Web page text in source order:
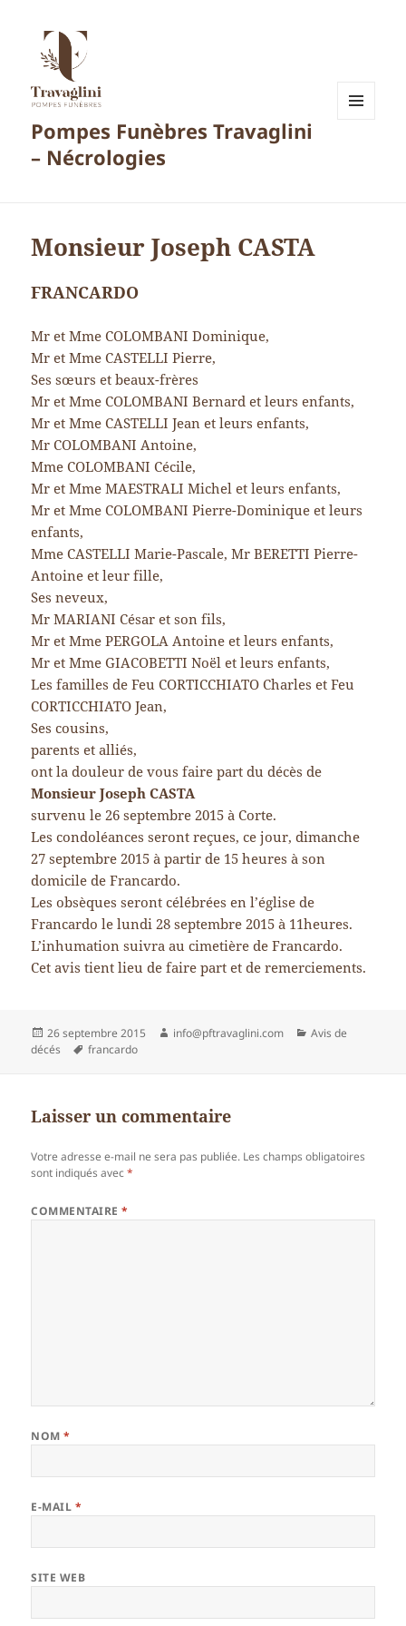
Pompes Funèbres Travaglini
– Nécrologies
Monsieur Joseph CASTA
FRANCARDO
Mr et Mme COLOMBANI Dominique,
Mr et Mme CASTELLI Pierre,
Ses sœurs et beaux-frères
Mr et Mme COLOMBANI Bernard et leurs enfants,
Mr et Mme CASTELLI Jean et leurs enfants,
Mr COLOMBANI Antoine,
Mme COLOMBANI Cécile,
Mr et Mme MAESTRALI Michel et leurs enfants,
Mr et Mme COLOMBANI Pierre-Dominique et leurs
enfants,
Mme CASTELLI Marie-Pascale, Mr BERETTI Pierre-
Antoine et leur fille,
Ses neveux,
Mr MARIANI César et son fils,
Mr et Mme PERGOLA Antoine et leurs enfants,
Mr et Mme GIACOBETTI Noël et leurs enfants,
Les familles de Feu CORTICCHIATO Charles et Feu
CORTICCHIATO Jean,
Ses cousins,
parents et alliés,
ont la douleur de vous faire part du décès de
Monsieur Joseph CASTA
survenu le 26 septembre 2015 à Corte.
Les condoléances seront reçues, ce jour, dimanche
27 septembre 2015 à partir de 15 heures à son
domicile de Francardo.
Les obsèques seront célébrées en l’église de
Francardo le lundi 28 septembre 2015 à 11heures.
L’inhumation suivra au cimetière de Francardo.
Cet avis tient lieu de faire part et de remerciements.
Publié
le
26 septembre 2015 Auteur
info@pftravaglini.com Catégories
Avis de
décés
Mots-
francardo
Laisser un commentaire
Votre adresse e-mail ne sera pas publiée. Les champs obligatoires
sont indiqués avec*
COMMENTAIRE*
NOM*
E-MAIL *
SITE WEB